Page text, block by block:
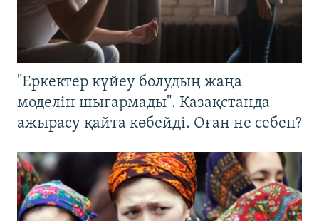
"Еркектер күйеу болудың жаңа
моделін шығармады". Қазақстанда
ажырасу қайта көбейді. Оған не себеп?